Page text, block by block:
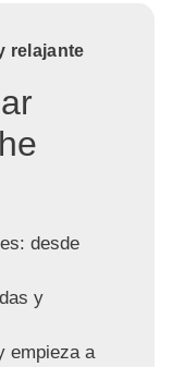
relajante
desde
y
empieza a